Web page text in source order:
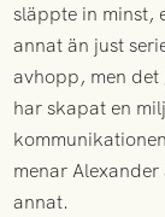
släppte in minst,
annat än just
avhopp, men
har skapat en
menar
annat.